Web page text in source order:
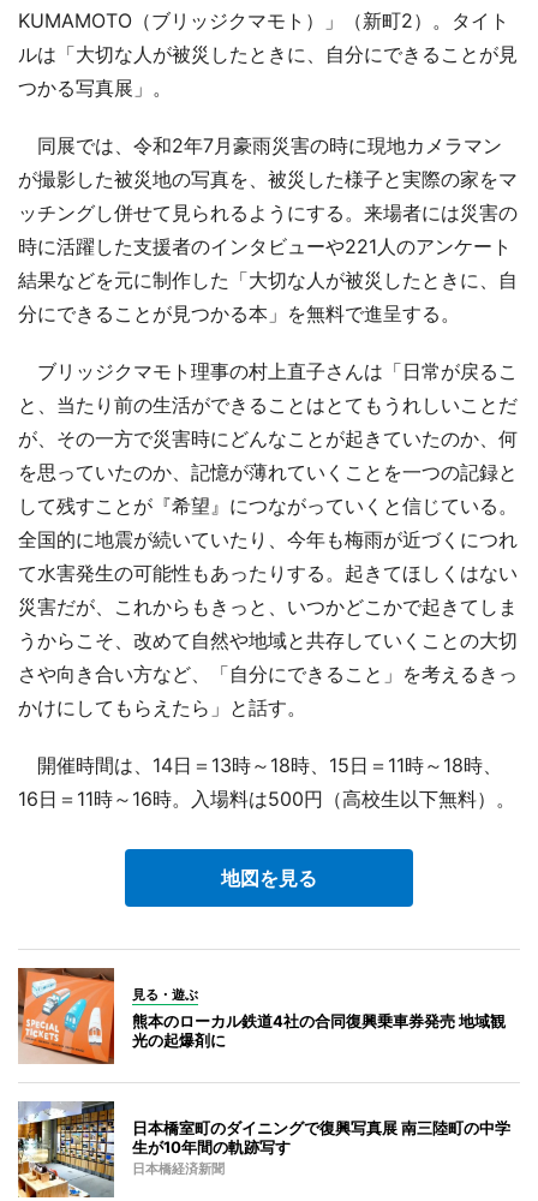
KUMAMOTO（ブリッジクマモト）」（新町2）。タイト
ルは「大切な人が被災したときに、自分にできることが見
つかる写真展」。
同展では、令和2年7月豪雨災害の時に現地カメラマン
が撮影した被災地の写真を、被災した様子と実際の家をマ
ッチングし併せて見られるようにする。来場者には災害の
時に活躍した支援者のインタビューや221人のアンケート
結果などを元に制作した「大切な人が被災したときに、自
分にできることが見つかる本」を無料で進呈する。
ブリッジクマモト理事の村上直子さんは「日常が戻るこ
と、当たり前の生活ができることはとてもうれしいことだ
が、その一方で災害時にどんなことが起きていたのか、何
を思っていたのか、記憶が薄れていくことを一つの記録と
して残すことが『希望』につながっていくと信じている。
全国的に地震が続いていたり、今年も梅雨が近づくにつれ
て水害発生の可能性もあったりする。起きてほしくはない
災害だが、これからもきっと、いつかどこかで起きてしま
うからこそ、改めて自然や地域と共存していくことの大切
さや向き合い方など、「自分にできること」を考えるきっ
かけにしてもらえたら」と話す。
開催時間は、14日＝13時～18時、15日＝11時～18時、
16日＝11時～16時。入場料は500円（高校生以下無料）。
地図を見る
見る・遊ぶ
熊本のローカル鉄道4社の合同復興乗車券発売 地域観
光の起爆剤に
日本橋室町のダイニングで復興写真展 南三陸町の中学
生が10年間の軌跡写す
日本橋経済新聞